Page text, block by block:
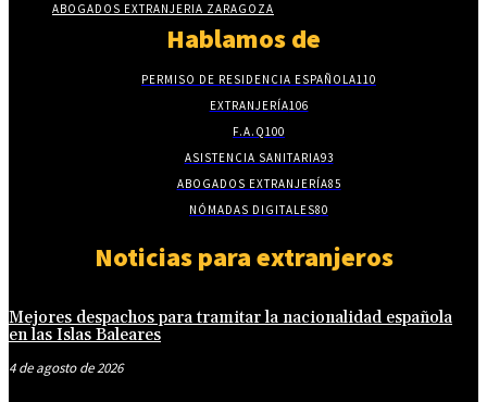
ABOGADOS EXTRANJERIA ZARAGOZA
Hablamos de
PERMISO DE RESIDENCIA ESPAÑOLA110
EXTRANJERÍA106
F.A.Q100
ASISTENCIA SANITARIA93
ABOGADOS EXTRANJERÍA85
NÓMADAS DIGITALES80
Noticias para extranjeros
Mejores despachos para tramitar la nacionalidad española
en las Islas Baleares
4 de agosto de 2026